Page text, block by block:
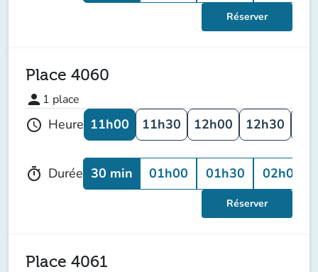
Réserver
Place 4060
person 1 place
schedule Heure 11h00 11h30 12h00 12h30
timer Durée 30 min 01h00 01h30 02h00
Réserver
Place 4061